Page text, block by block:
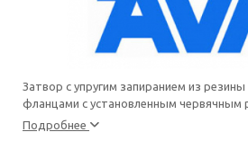
Затвор с упругим запиранием из резины
фланцами с установленным червячным
Подробнее